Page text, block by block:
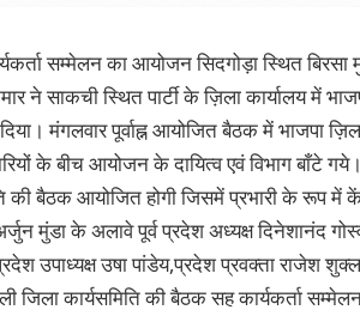
सम्मेलन का आयोजन सिदगोड़ा स्थित बिरसा
ने साकची स्थित पार्टी के ज़िला कार्यालय में
मंगलवार पूर्वाह्न आयोजित बैठक में भाजपा
के बीच आयोजन के दायित्व एवं विभाग बाँटे
की बैठक आयोजित होगी जिसमें प्रभारी के रूप में
मुंडा के अलावे पूर्व प्रदेश अध्यक्ष दिनेशानंद
उपाध्यक्ष उषा पांडेय,प्रदेश प्रवक्ता राजेश
जिला कार्यसमिति की बैठक सह कार्यकर्ता